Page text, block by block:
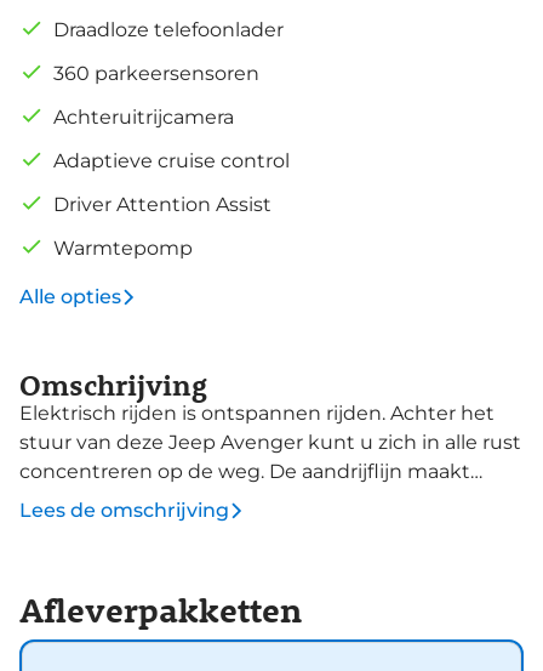
Draadloze telefoonlader
360 parkeersensoren
Achteruitrijcamera
Adaptieve cruise control
Driver Attention Assist
Warmtepomp
Alle opties
Omschrijving
Elektrisch rijden is ontspannen rijden. Achter het
stuur van deze Jeep Avenger kunt u zich in alle rust
concentreren op de weg. De aandrijflijn maakt
gebruik van de meest moderne accutechniek,
maken. U hoeft niet langer te wachten, deze
splinternieuwe auto is nu direct beschikbaar Een
Lees de omschrijving
Afleverpakketten